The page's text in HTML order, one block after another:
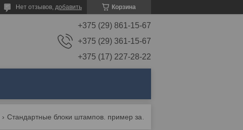
Корзина
Нет отзывов, добавить
+375 (29) 861-15-67
+375 (29) 361-15-67
+375 (17) 227-28-22